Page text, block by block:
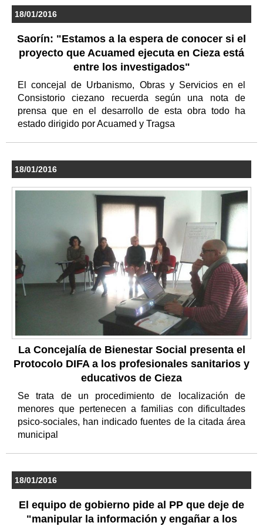
18/01/2016
Saorín: "Estamos a la espera de conocer si el
proyecto que Acuamed ejecuta en Cieza está
entre los investigados"
El concejal de Urbanismo, Obras y Servicios en el
Consistorio ciezano recuerda según una nota de
prensa que en el desarrollo de esta obra todo ha
estado dirigido por Acuamed y Tragsa
18/01/2016
La Concejalía de Bienestar Social presenta el
Protocolo DIFA a los profesionales sanitarios y
educativos de Cieza
Se trata de un procedimiento de localización de
menores que pertenecen a familias con dificultades
psico-sociales, han indicado fuentes de la citada área
municipal
18/01/2016
El equipo de gobierno pide al PP que deje de
"manipular la información y engañar a los